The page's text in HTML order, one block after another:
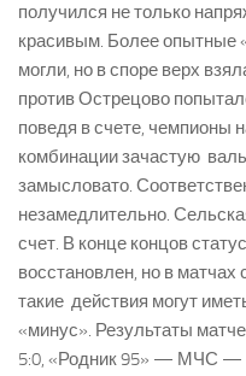
получился не только
красивым. Более опытные
могли, но в споре верх
против Острецово
поведя в счете, чемпионы
комбинации зачастую
замысловато.
незамедлительно.
счет. В конце концов
восстановлен, но в
такие действия могут
«минус». Результаты
5:0, «Родник 95» — МЧС